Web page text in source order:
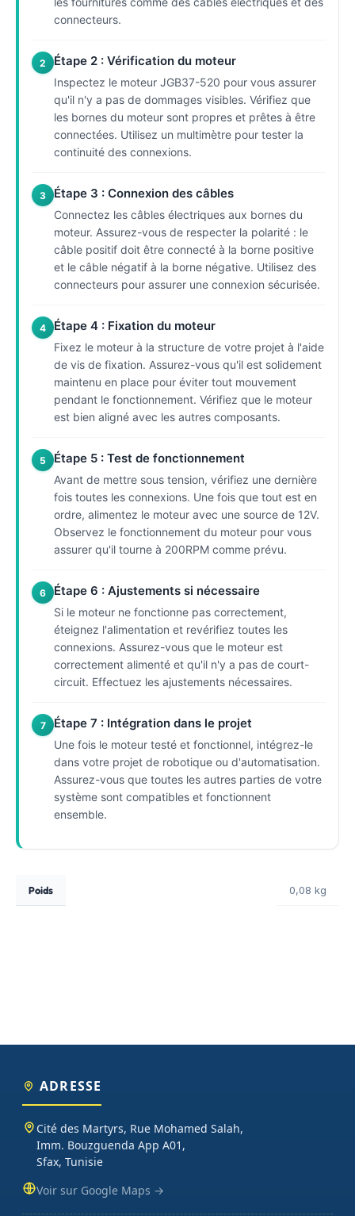
connecteurs.
2 Étape 2 : Vérification du moteur
Inspectez le moteur JGB37-520 pour vous assurer
qu'il n'y a pas de dommages visibles. Vérifiez que
les bornes du moteur sont propres et prêtes à être
connectées. Utilisez un multimètre pour tester la
continuité des connexions.
3 Étape 3 : Connexion des câbles
Connectez les câbles électriques aux bornes du
moteur. Assurez-vous de respecter la polarité : le
câble positif doit être connecté à la borne positive
et le câble négatif à la borne négative. Utilisez des
connecteurs pour assurer une connexion sécurisée.
4 Étape 4 : Fixation du moteur
Fixez le moteur à la structure de votre projet à l'aide
de vis de fixation. Assurez-vous qu'il est solidement
maintenu en place pour éviter tout mouvement
pendant le fonctionnement. Vérifiez que le moteur
est bien aligné avec les autres composants.
5 Étape 5 : Test de fonctionnement
Avant de mettre sous tension, vérifiez une dernière
fois toutes les connexions. Une fois que tout est en
ordre, alimentez le moteur avec une source de 12V.
Observez le fonctionnement du moteur pour vous
assurer qu'il tourne à 200RPM comme prévu.
6 Étape 6 : Ajustements si nécessaire
Si le moteur ne fonctionne pas correctement,
éteignez l'alimentation et revérifiez toutes les
connexions. Assurez-vous que le moteur est
correctement alimenté et qu'il n'y a pas de court-
circuit. Effectuez les ajustements nécessaires.
7 Étape 7 : Intégration dans le projet
Une fois le moteur testé et fonctionnel, intégrez-le
dans votre projet de robotique ou d'automatisation.
Assurez-vous que toutes les autres parties de votre
système sont compatibles et fonctionnent
ensemble.
Poids 0,08 kg
ADRESSE
Cité des Martyrs, Rue Mohamed Salah,
Imm. Bouzguenda App A01,
Sfax, Tunisie
Voir sur Google Maps →